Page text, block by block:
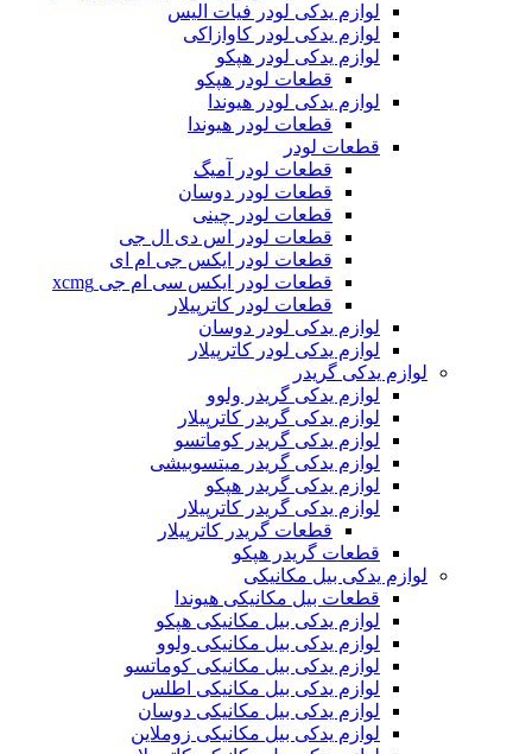
لوازم یدکی لودر فیات الیس
لوازم یدکی لودر کاوازاکی
لوازم یدکی لودر هپکو
قطعات لودر هپکو
لوازم یدکی لودر هیوندا
قطعات لودر هیوندا
قطعات لودر
قطعات لودر آمیگ
قطعات لودر دوسان
قطعات لودر چینی
قطعات لودر اس دی ال جی
قطعات لودر ایکس جی ام ای
قطعات لودر ایکس سی ام جی xcmg
قطعات لودر کاترپیلار
لوازم یدکی لودر دوسان
لوازم یدکی لودر کاترپیلار
لوازم یدکی گریدر
لوازم یدکی گریدر ولوو
لوازم یدکی گریدر کاترپیلار
لوازم یدکی گریدر کوماتسو
لوازم یدکی گریدر میتسوبیشی
لوازم یدکی گریدر هپکو
لوازم یدکی گریدر کاترپیلار
قطعات گریدر کاترپیلار
قطعات گریدر هپکو
لوازم یدکی بیل مکانیکی
قطعات بیل مکانیکی هیوندا
لوازم یدکی بیل مکانیکی هپکو
لوازم یدکی بیل مکانیکی ولوو
لوازم یدکی بیل مکانیکی کوماتسو
لوازم یدکی بیل مکانیکی اطلس
لوازم یدکی بیل مکانیکی دوسان
لوازم یدکی بیل مکانیکی زوملاین